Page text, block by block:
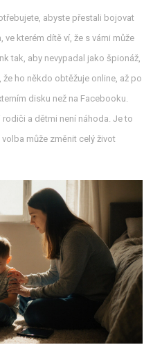
abyste přestali bojovat
kterém dítě ví, že s vámi může
tak, aby nevypadal jako špionáž,
ho někdo obtěžuje online, až po
disku než na Facebooku.
a dětmi není náhoda. Je to
může změnit celý život